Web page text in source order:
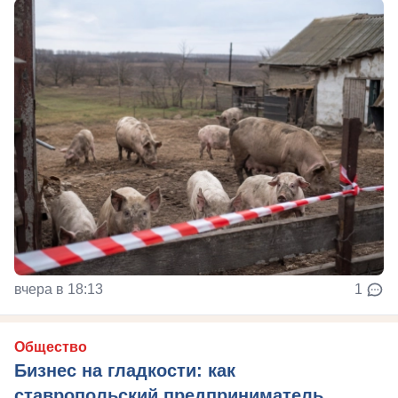
вчера в 18:13 1
Общество
Бизнес на гладкости: как